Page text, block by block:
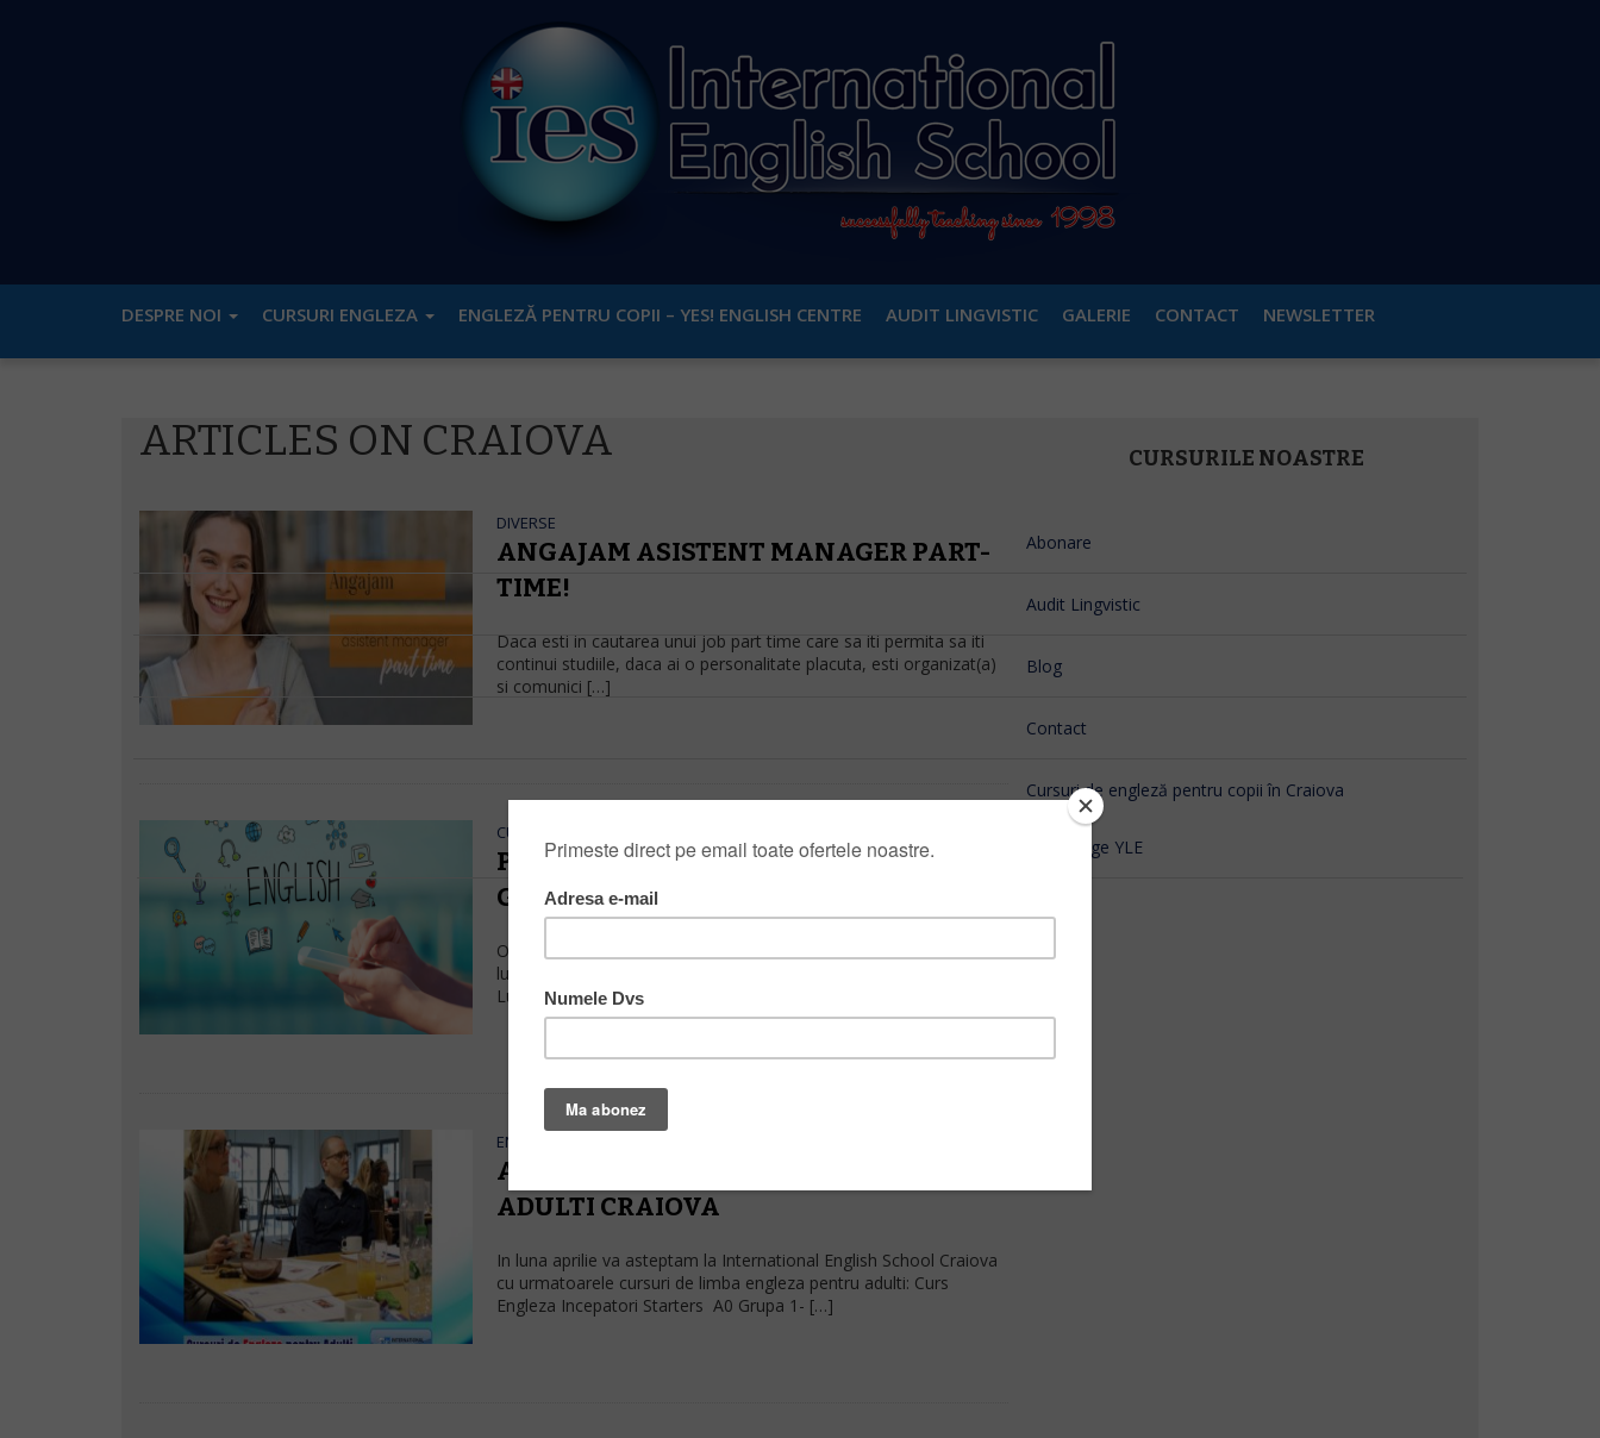
DESPRE NOI CURSURI ENGLEZA ENGLEZĂ PENTRU COPII – YES! ENGLISH CENTRE AUDIT LINGVISTIC GALERIE CONTACT NEWSLETTER
ARTICLES ON CRAIOVA
DIVERSE
ANGAJAM ASISTENT MANAGER PART-
TIME!
Daca esti in cautarea unui job part time care sa iti permita sa iti
continui studiile, daca ai o personalitate placuta, esti organizat(a)
si comunici […]
CURSURI
PROGRAM CURSURI ENGLEZA CRAIOVA
GRUPE ADULTI MAI 2019
Orarul Grupe Engleza Adulti Craiova disponibil pentru inscrieri in
luna Mai 2019 Cursuri Engleza Incepatori Starters A0/A1 Grupa 1-
Luni si Miercuri 18:30 (grupa de […]
ENGLEZA
APRILIE 2019- CURSURI ENGLEZA
ADULTI CRAIOVA
In luna aprilie va asteptam la International English School Craiova
cu urmatoarele cursuri de limba engleza pentru adulti: Curs
Engleza Incepatori Starters A0 Grupa 1- […]
CURSURILE NOASTRE
Abonare
Audit Lingvistic
Blog
Contact
Cursuri de engleză pentru copii în Craiova
Cambridge YLE